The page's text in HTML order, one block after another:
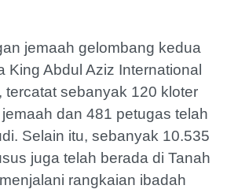
jemaah gelombang kedua
King Abdul Aziz International
tercatat sebanyak 120 kloter
dan 481 petugas telah
Selain itu, sebanyak 10.535
juga telah berada di Tanah
rangkaian ibadah